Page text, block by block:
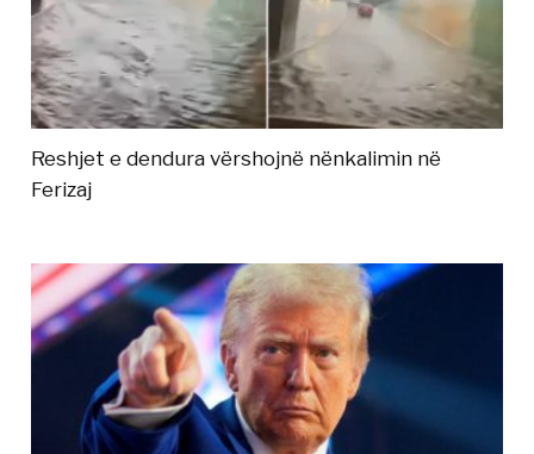
Reshjet e dendura vërshojnë nënkalimin në
Ferizaj